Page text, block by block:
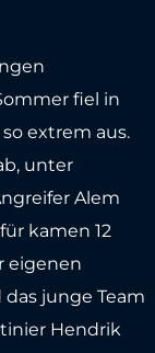
fiel in
extrem aus.
unter
Alem
kamen 12
eigenen
junge Team
Hendrik